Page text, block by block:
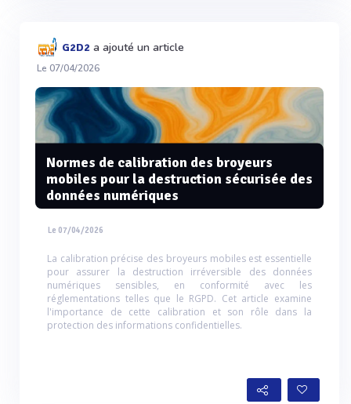
G2D2 a ajouté un article
Le 07/04/2026
Normes de calibration des broyeurs
mobiles pour la destruction sécurisée des
données numériques
Le 07/04/2026
La calibration précise des broyeurs mobiles est essentielle
pour assurer la destruction irréversible des données
numériques sensibles, en conformité avec les
réglementations telles que le RGPD. Cet article examine
l'importance de cette calibration et son rôle dans la
protection des informations confidentielles.